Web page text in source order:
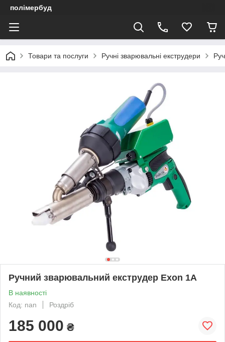
полімербуд
Товари та послуги Ручні зварювальні екструдери
Ручний зварювальний екструдер Exon 1A
В наявності
Код: nan
Роздріб
185 000 ₴